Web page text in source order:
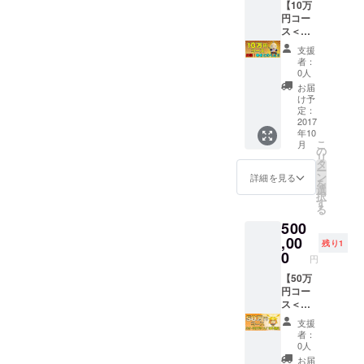
有効期
間2018
年3月30
日まで
＞※古河
市内七
福カ
レー提
供の飲
食店の
み有効
◆七福
カレー
めん特
×1枚 ◆
商品
ページ
店名・
リンク
掲載 ◆
先行販
売権
掲載 ◆
先行販
売権
プ＜ご
希望の
方は七
福カ
レーア
カウン
トに友
達登録
が必要
＞ ◆七
福カ
レー＜
化粧箱
なし＞
×3食 ◆
化粧箱
入り＞
×120食
◆商品
ページ
に販売
店名・
リンク
掲載 ◆
先行販
売権
【10万
円コー
ス＜出
張！ゆ
きとの
くん
コース
＞】 ◆
感謝の
メール
◆SNS
にお名
前掲載
＜希望
者のみ
レーめ
ん×ゆき
とのく
んLINE
スタン
プ＜ご
希望の
方は七
福カ
レーア
カウン
支援
者：
0人
お届
け予
定：
2017
年10
月
詳細を見る
こ
の
リ
タ
ー
ン
を
選
択
す
る
500
,00
0 円
残り1
【50万
円コー
ス＜あ
なた好
みの七
福カ
レー
支援
者：
0人
お届